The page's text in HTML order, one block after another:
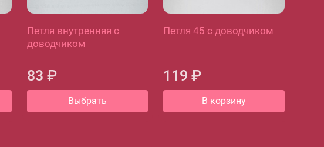
Петля внутренняя с
доводчиком
83 ₽
Выбрать
Петля 45 с доводчиком
119 ₽
В корзину